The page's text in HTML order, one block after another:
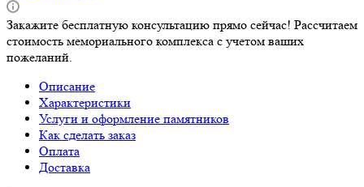
Закажите бесплатную консультацию прямо сейчас! Рассчитаем
стоимость мемориального комплекса с учетом ваших
пожеланий.
Описание
Характеристики
Услуги и оформление памятников
Как сделать заказ
Оплата
Доставка